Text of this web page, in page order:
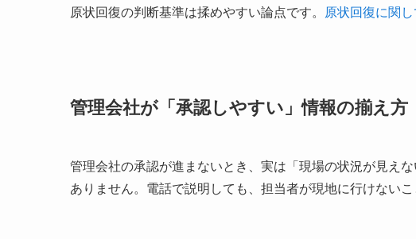
原状回復の判断基準は揉めやすい論点です。
原状回復に関し
管理会社が「承認しやすい」情報の揃え方
管理会社の承認が進まないとき、実は「現場の状況が見え
ありません。電話で説明しても、担当者が現地に行けない